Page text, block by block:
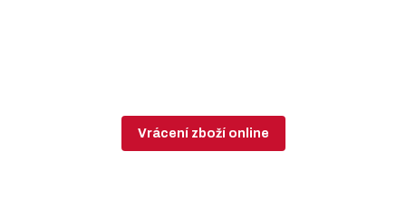
Vrácení zboží online